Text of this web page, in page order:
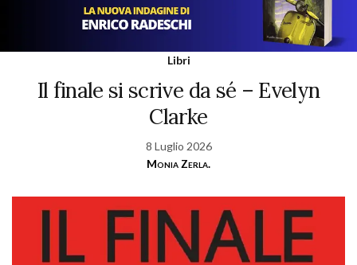
Libri
Il finale si scrive da sé – Evelyn
Clarke
8 Luglio 2026
Monia Zerla.